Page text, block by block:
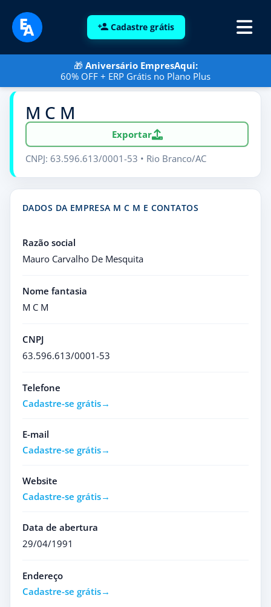
Cadastre grátis
🎁 Aniversário EmpresAqui:
60% OFF + ERP Grátis no Plano Plus
M C M
Exportar
CNPJ: 63.596.613/0001-53 • Rio Branco/AC
DADOS DA EMPRESA M C M E CONTATOS
Razão social
Mauro Carvalho De Mesquita
Nome fantasia
M C M
CNPJ
63.596.613/0001-53
Telefone
Cadastre-se grátis
E-mail
Cadastre-se grátis
Website
Cadastre-se grátis
Data de abertura
29/04/1991
Endereço
Cadastre-se grátis